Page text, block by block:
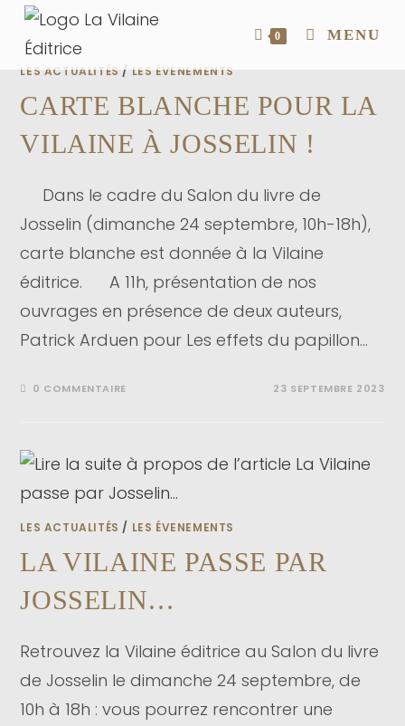
0 MENU
LES ACTUALITÉS / LES ÉVENEMENTS
CARTE BLANCHE POUR LA
VILAINE À JOSSELIN !
Dans le cadre du Salon du livre de
Josselin (dimanche 24 septembre, 10h-18h),
carte blanche est donnée à la Vilaine
éditrice. A 11h, présentation de nos
ouvrages en présence de deux auteurs,
Patrick Arduen pour Les effets du papillon…
0 COMMENTAIRE 23 SEPTEMBRE 2023
LES ACTUALITÉS / LES ÉVENEMENTS
LA VILAINE PASSE PAR
JOSSELIN…
Retrouvez la Vilaine éditrice au Salon du livre
de Josselin le dimanche 24 septembre, de
10h à 18h : vous pourrez rencontrer une